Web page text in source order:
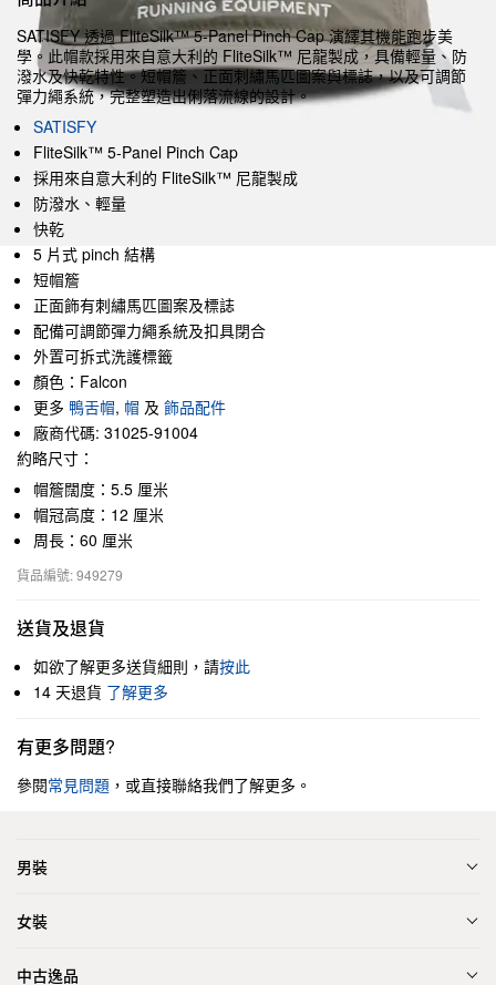
SATISFY 透過 FliteSilk™ 5‑Panel Pinch Cap 演繹其機能跑步美
學。此帽款採用來自意大利的 FliteSilk™ 尼龍製成，具備輕量、防
潑水及快乾特性。短帽簷、正面刺繡馬匹圖案與標誌，以及可調節
彈力繩系統，完整塑造出俐落流線的設計。
SATISFY
FliteSilk™ 5‑Panel Pinch Cap
採用來自意大利的 FliteSilk™ 尼龍製成
防潑水、輕量
快乾
5 片式 pinch 結構
短帽簷
正面飾有刺繡馬匹圖案及標誌
配備可調節彈力繩系統及扣具閉合
外置可拆式洗護標籤
顏色：Falcon
更多 鴨舌帽, 帽 及 飾品配件
廠商代碼: 31025-91004
約略尺寸：
帽簷闊度：5.5 厘米
帽冠高度：12 厘米
周長：60 厘米
貨品編號: 949279
送貨及退貨
如欲了解更多送貨細則，請按此
14 天退貨 了解更多
有更多問題?
參閱常見問題 ，或直接聯絡我們了解更多。
男裝
女裝
中古逸品